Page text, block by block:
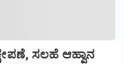
ಸಲಹೆ ಆಹ್ವಾನ